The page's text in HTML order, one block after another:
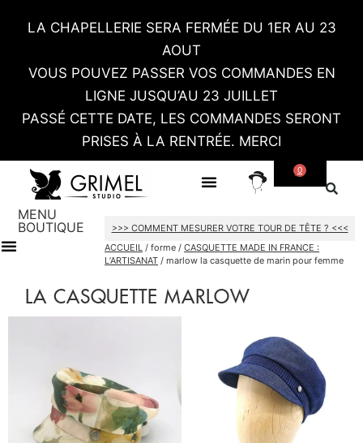
LA CHAPELLERIE SERA FERMÉE DU 1ER AU 23
AOUT
VOUS POUVEZ PASSER VOS COMMANDES EN
LIGNE JUSQU’AU 23 JUILLET
PASSÉ CETTE DATE, LES COMMANDES SERONT
PRISES À LA RENTRÉE. MERCI
0
MENU
BOUTIQUE
>>> COMMENT MESURER VOTRE TOUR DE TÊTE ? <<<
ACCUEIL / forme /CASQUETTE MADE IN FRANCE :
L’ARTISANAT / marlow la casquette de marin pour femme
LA CASQUETTE MARLOW